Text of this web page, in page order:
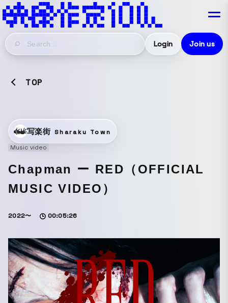
Login Join us
TOP
写楽街 Sharaku Town
Music video
Chapman ー RED（OFFICIAL
MUSIC VIDEO）
2022〜 00:05:26